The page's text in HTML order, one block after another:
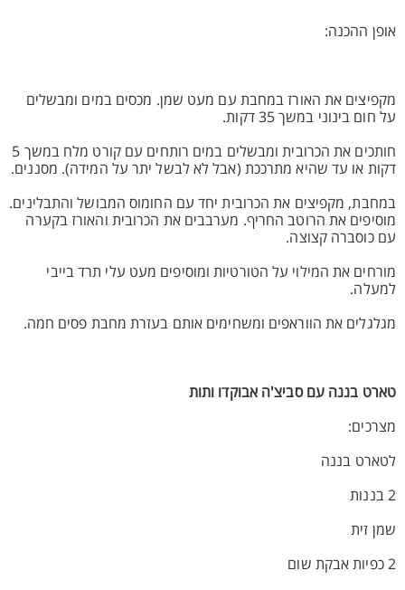
אופן ההכנה:
מקפיצים את האורז במחבת עם מעט שמן. מכסים במים ומבשלים
על חום בינוני במשך 35 דקות.
חותכים את הכרובית ומבשלים במים רותחים עם קורט מלח במשך 5
דקות או עד שהיא מתרככת (אבל לא לבשל יתר על המידה). מסננים.
במחבת, מקפיצים את הכרובית יחד עם החומוס המבושל והתבלינים.
מוסיפים את הרוטב החריף. מערבבים את הכרובית והאורז בקערה
עם כוסברה קצוצה.
מורחים את המילוי על הטורטיות ומוסיפים מעט עלי תרד בייבי
למעלה.
מגלגלים את הווראפים ומשחימים אותם בעזרת מחבת פסים חמה.
טארט בננה עם סביצ'ה אבוקדו ותות
מצרכים:
לטארט בננה
2 בננות
שמן זית
2 כפיות אבקת שום